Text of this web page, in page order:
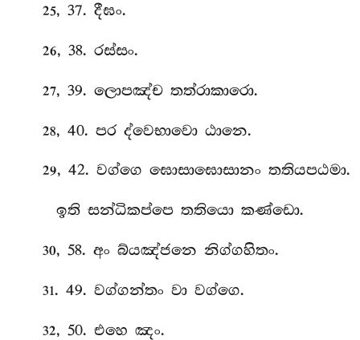
25, 37. දීඝං.
26, 38. රස්සං.
27, 39. ලොපඤ්ච තත්රාකාරො.
28, 40. පර ද්වෙභාවො ඨානෙ.
29, 42. වග්ගෙ ඝොසාඝොසානං තතියපඨමා.
ඉති සන්ධිකප්පෙ තතියො කණ්ඩො.
30, 58. අංබ්යඤ්ජනෙ නිග්ගහිතං.
31. 49. වග්ගන්තං වා වග්ගෙ.
32, 50. එහෙ ඤං.